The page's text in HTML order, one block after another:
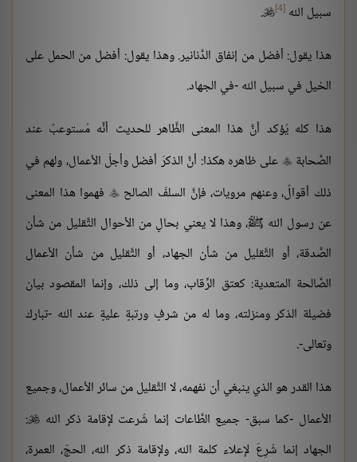
سبيل الله [4]
.
هذا يقول: أفضل من إنفاق الدَّنانير. وهذا يقول: أفضل من الحمل على
الخيل في سبيل الله -في الجهاد.
هذا كله يُؤكد أنَّ هذا المعنى الظَّاهر للحديث أنَّه مُستوعبٌ عند
الصَّحابة على ظاهره هكذا: أنَّ الذكرَ أفضل وأجلّ الأعمال، ولهم في
ذلك أقوالٌ، وعنهم مرويات، فإنَّ السلفَ الصالح فهموا هذا المعنى
عن رسول الله ﷺ، وهذا لا يعني بحالٍ من الأحوال التَّقليل من شأن
الصَّدقة، أو التَّقليل من شأن الجهاد، أو التَّقليل من شأن الأعمال
الصَّالحة المتعدية: كعتق الرِّقاب، وما إلى ذلك، وإنما المقصود بيان
فضيلة الذكر ومنزلته، وما له من شرفٍ ورتبةٍ عليةٍ عند الله -تبارك
وتعالى-.
هذا القدر هو الذي ينبغي أن نفهمه، لا التَّقليل من سائر الأعمال، وجميع
الأعمال -كما سبق- جميع الطَّاعات إنما شُرعت لإقامة ذكر الله 
:
الجهاد إنما شُرِعَ لإعلاء كلمة الله، ولإقامة ذكر الله، الحجّ، العمرة،